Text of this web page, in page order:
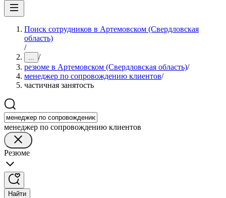
Поиск сотрудников в Артемовском (Свердловская
область)
/
... /
резюме в Артемовском (Свердловская область)/
менеджер по сопровождению клиентов/
частичная занятость
менеджер по сопровождению клиентов
Резюме
Найти